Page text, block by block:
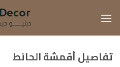
للمحتوى
تفاصيل أقمشة الحائط